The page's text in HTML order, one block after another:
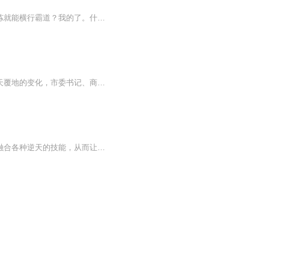
【内容简介】你的是我的，我的还是我的，总之都是我的。什么？你天生神力，不用修炼就能横行霸道？我的了。什么？你会神级秘法，越级挑战不是梦？我的了。什么？你是拥有神格的神？很好，你的神格我的，咦？卧槽，这是？创世神的小内内？【作者/主播简介】...
林峰只是一个普通中医门派的普通小子，当林峰深入到都市之中的时候一切都发生了翻天覆地的变化，市委书记、商业巨鳄、隐藏门派、华夏上层纷纷与其交好；黑道大哥、贪官污吏、苗疆巫医、外国黑帮在其手中求生不能，林峰一步一步的从普通中医走到让世界战栗...
【内容简介】老板跑路，工资泡汤，走投无路之际，苏柏杨意外获得神级融合系统，可融合各种逆天的技能，从而让他踏上了一条逆天崛起的道路。美食版块开启，苏柏杨成为厨师界最闪耀的厨神。体育版块开启，苏柏杨各种竞技无所不通，无所不能，而且……都是第...